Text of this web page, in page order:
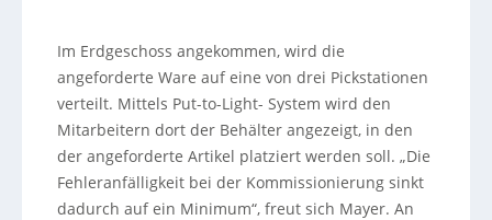
Im Erdgeschoss angekommen, wird die
angeforderte Ware auf eine von drei Pickstationen
verteilt. Mittels Put-to-Light- System wird den
Mitarbeitern dort der Behälter angezeigt, in den
der angeforderte Artikel platziert werden soll. „Die
Fehleranfälligkeit bei der Kommissionierung sinkt
dadurch auf ein Minimum“, freut sich Mayer. An